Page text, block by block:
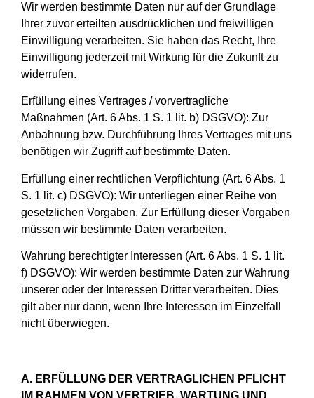
Wir werden bestimmte Daten nur auf der Grundlage
Ihrer zuvor erteilten ausdrücklichen und freiwilligen
Einwilligung verarbeiten. Sie haben das Recht, Ihre
Einwilligung jederzeit mit Wirkung für die Zukunft zu
widerrufen.
Erfüllung eines Vertrages / vorvertragliche
Maßnahmen (Art. 6 Abs. 1 S. 1 lit. b) DSGVO): Zur
Anbahnung bzw. Durchführung Ihres Vertrages mit uns
benötigen wir Zugriff auf bestimmte Daten.
Erfüllung einer rechtlichen Verpflichtung (Art. 6 Abs. 1
S. 1 lit. c) DSGVO): Wir unterliegen einer Reihe von
gesetzlichen Vorgaben. Zur Erfüllung dieser Vorgaben
müssen wir bestimmte Daten verarbeiten.
Wahrung berechtigter Interessen (Art. 6 Abs. 1 S. 1 lit.
f) DSGVO): Wir werden bestimmte Daten zur Wahrung
unserer oder der Interessen Dritter verarbeiten. Dies
gilt aber nur dann, wenn Ihre Interessen im Einzelfall
nicht überwiegen.
A. ERFÜLLUNG DER VERTRAGLICHEN PFLICHT
IM RAHMEN VON VERTRIEB, WARTUNG UND